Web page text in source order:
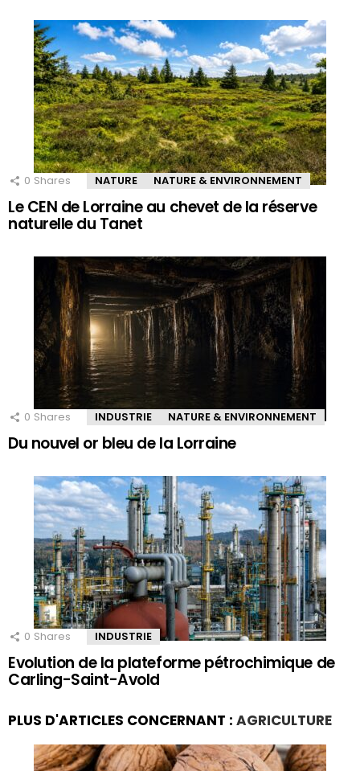
0 Shares NATURE NATURE & ENVIRONNEMENT
Le CEN de Lorraine au chevet de la réserve
naturelle du Tanet
0 Shares INDUSTRIE NATURE & ENVIRONNEMENT
Du nouvel or bleu de la Lorraine
0 Shares INDUSTRIE
Evolution de la plateforme pétrochimique de
Carling-Saint-Avold
PLUS D'ARTICLES CONCERNANT : AGRICULTURE